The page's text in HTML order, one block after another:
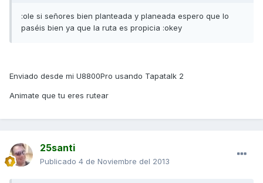
:ole si señores bien planteada y planeada espero que lo
paséis bien ya que la ruta es propicia :okey
Enviado desde mi U8800Pro usando Tapatalk 2
Animate que tu eres rutear
25santi
Publicado 4 de Noviembre del 2013